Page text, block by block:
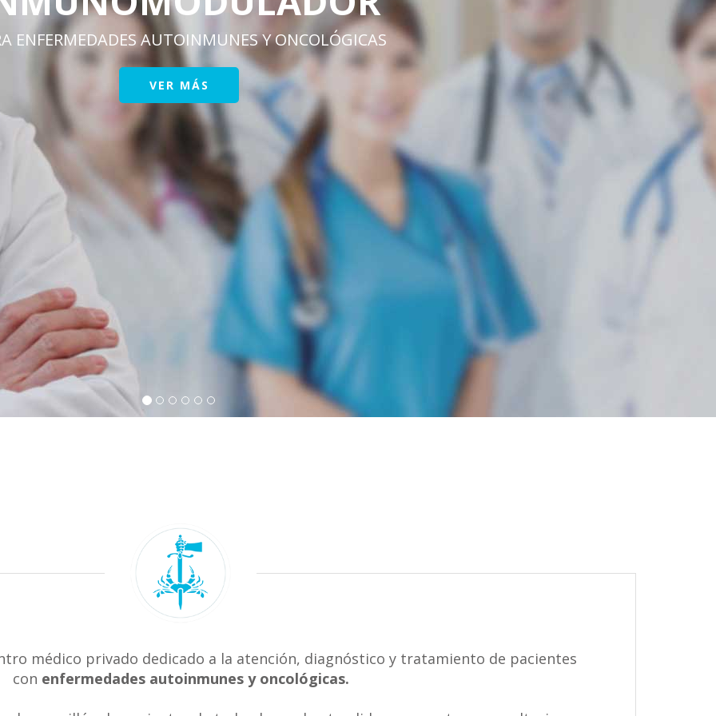
médico privado dedicado a la atención, diagnóstico y tratamiento de pacientes
con enfermedades autoinmunes y oncológicas.